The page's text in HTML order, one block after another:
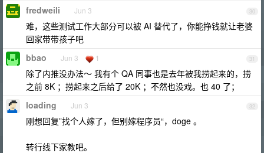
30
fredweili Jun 3
难，这些测试工作大部分可以被 AI 替代了，你能挣钱就让老婆
回家带带孩子吧
31
bbao Jun 3 1
除了内推没办法～ 我有个 QA 同事也是去年被我捞起来的，捞
之前 8K ；捞起来之后给了 20K ；不然也没戏。也 40 了；
32
loading Jun 3
刚想回复”找个人嫁了，但别嫁程序员“，doge 。
转行线下家教吧。